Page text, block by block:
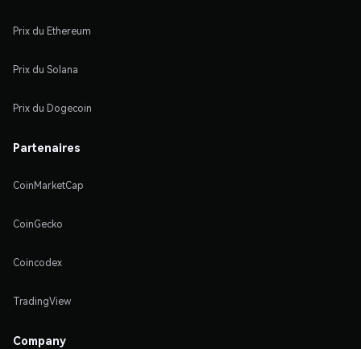
Prix du Ethereum
Prix du Solana
Prix du Dogecoin
Partenaires
CoinMarketCap
CoinGecko
Coincodex
TradingView
Company